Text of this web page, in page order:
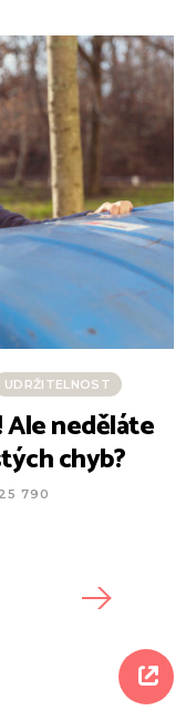
UDRŽITELNOST
Ale neděláte
chyb?
25 790